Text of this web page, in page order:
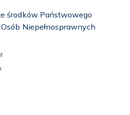
środków Państwowego
Niepełnosprawnych